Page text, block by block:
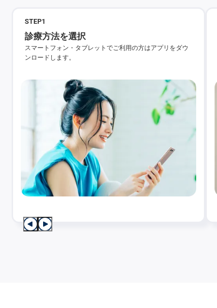
STEP1
診療方法を選択
スマートフォン・タブレットでご利用の方はアプリをダウ
ンロードします。